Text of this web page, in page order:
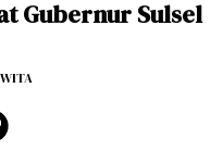
Gubernur Sulsel